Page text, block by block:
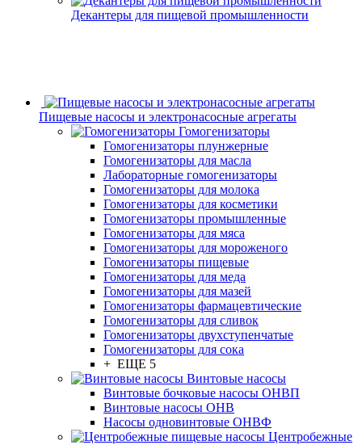
Декантеры для пищевой промышленности
Пищевые насосы и электронасосные агрегаты
Гомогенизаторы
Гомогенизаторы плунжерные
Гомогенизаторы для масла
Лабораторные гомогенизаторы
Гомогенизаторы для молока
Гомогенизаторы для косметики
Гомогенизаторы промышленные
Гомогенизаторы для мяса
Гомогенизаторы для мороженого
Гомогенизаторы пищевые
Гомогенизаторы для меда
Гомогенизаторы для мазей
Гомогенизаторы фармацевтические
Гомогенизаторы для сливок
Гомогенизаторы двухступенчатые
Гомогенизаторы для сока
+ ЕЩЕ 5
Винтовые насосы
Винтовые бочковые насосы ОНВП
Винтовые насосы ОНВ
Насосы одновинтовые ОНВФ
Центробежные